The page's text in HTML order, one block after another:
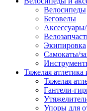
Велосипеды
Беговелы
Экипировка
Самокаты/
Тяжелая атлетика
Тяжелая
Гантели-
Упоры для